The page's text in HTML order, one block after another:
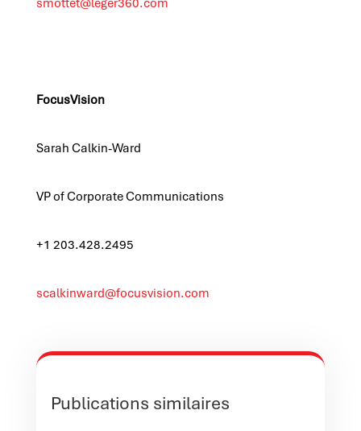
smottet@leger360.com
FocusVision
Sarah Calkin-Ward
VP of Corporate Communications
+1 203.428.2495
scalkinward@focusvision.com
Publications similaires